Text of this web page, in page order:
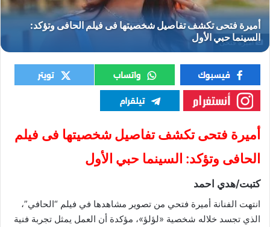
أميرة فتحى
أميرة فتحى تكشف تفاصيل شخصيتها فى فيلم
الحافى وتؤكد: السينما حبي الأول
كتبت/هدي احمد
انتهت الفنانة أميرة فتحي من تصوير مشاهدها في فيلم “الحافي”،
الذي تجسد خلاله شخصية «لؤلؤ»، مؤكدة أن العمل يمثل تجربة فنية